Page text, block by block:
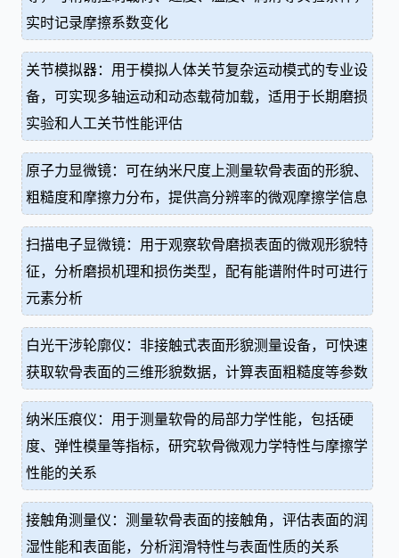
实时记录摩擦系数变化
关节模拟器：用于模拟人体关节复杂运动模式的专业设
备，可实现多轴运动和动态载荷加载，适用于长期磨损
实验和人工关节性能评估
原子力显微镜：可在纳米尺度上测量软骨表面的形貌、
粗糙度和摩擦力分布，提供高分辨率的微观摩擦学信息
扫描电子显微镜：用于观察软骨磨损表面的微观形貌特
征，分析磨损机理和损伤类型，配有能谱附件时可进行
元素分析
白光干涉轮廓仪：非接触式表面形貌测量设备，可快速
获取软骨表面的三维形貌数据，计算表面粗糙度等参数
纳米压痕仪：用于测量软骨的局部力学性能，包括硬
度、弹性模量等指标，研究软骨微观力学特性与摩擦学
性能的关系
接触角测量仪：测量软骨表面的接触角，评估表面的润
湿性能和表面能，分析润滑特性与表面性质的关系